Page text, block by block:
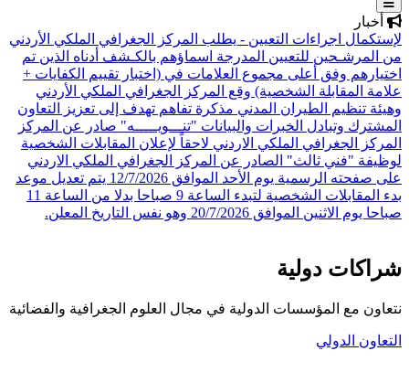
أخبار
لإستكمال اجراءات التعيين - يطلب المركز الجغرافي الملكي الأردني
من المرشـحين للتعيين المدرجة اسماؤهم بالكـشف أدناه الذين تم
اختيارهم وفق أعلى مجموع العلامات في (اختبار تقييم الكفايات +
علامة المقابلة الشخصية) وقع المركز الجغرافي الملكي الأردني
وهيئة تنظيم الطيران المدني مذكرة تفاهم تهدف إلى تعزيز التعاون
المشترك وتبادل الخبرات والبيانات "تنـــويـــــه" صادر عن المركز
المركز الجغرافي الملكي الاردني لاحقاً لإعلان المقابلات الشخصية
لوظيفة "فني ثالث" الصادر عن المركز الجغرافي الملكي الاردني
على صفحته الرسمية يوم الأحد الموافق 12/7/2026 يتم تعديل موعد
بدء المقابلات الشخصية لتبدء الساعة 9 صباحا بدلا من الساعة 11
صباحا يوم الاثنين الموافق 20/7/2026 وهو نفس التاريخ المعلن.
شراكات دولية
نتعاون مع المؤسسات الدولية في مجال العلوم الجغرافية والفضائية
التعاون الدولي